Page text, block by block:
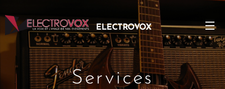
ELECTROVOX
EVENTS S.A
Services